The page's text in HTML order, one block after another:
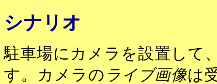
シナリオ
駐車場にカメラを設置して
す。カメラの ライブ画像は